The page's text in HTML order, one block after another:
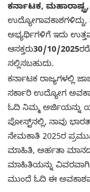
ಕರ್ನಾಟಕ,
ಉದ್ಯೋಗಾವಕಾಶಗಳಿದ್ದು,
ಅಭ್ಯರ್ಥಿಗಳಿಗೆ ಇದು
ಆಸಕ್ತರು30/10/2025
ಸಲ್ಲಿಸಬಹುದು.
ಕರ್ನಾಟಕ ರಾಜ್ಯಗಳಲ್ಲಿ
ಸರ್ಕಾರಿ ಉದ್ಯೋಗ
ಓದಿ ನಿಮ್ಮ ಅರ್ಜಿಯನ್ನು
ಪೋಸ್ಟ್‌ನಲ್ಲಿ, ನಾವು
ನೇಮಕಾತಿ 2025ರ
ಮಾಹಿತಿ, ಅರ್ಹತಾ
ಮಾಹಿತಿಯನ್ನು ವಿವರವಾಗಿ
ಮುಂದೆ ಓದಿ ಈ